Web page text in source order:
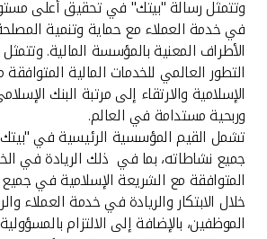
وتتمثل رسالة "بيتك" في تحقيق أعلى
في خدمة العملاء مع حماية وتنمية
الأطراف المعنية بالمؤسسة المالية.
التطور العالمي للخدمات المالية
الإسلامية والارتقاء إلى مرتبة البنك
وربحية مستدامة في العالم.
تشمل القيم المؤسسية الرئيسية في "بيتك"
جميع نشاطاته، بما في ذلك الريادة في
المتوافقة مع الشريعة الإسلامية في جميع
خلال الابتكار والريادة في خدمة العملاء
الموظفين، بالإضافة إلى الالتزام